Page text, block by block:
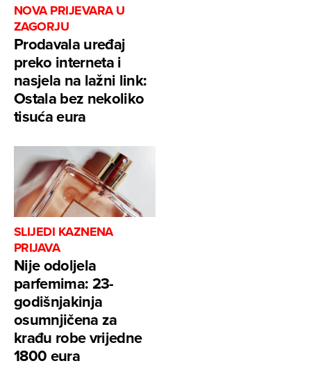
NOVA PRIJEVARA U
ZAGORJU
Prodavala uređaj
preko interneta i
nasjela na lažni link:
Ostala bez nekoliko
tisuća eura
SLIJEDI KAZNENA
PRIJAVA
Nije odoljela
parfemima: 23-
godišnjakinja
osumnjičena za
krađu robe vrijedne
1800 eura